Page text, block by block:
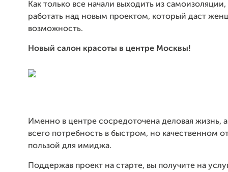
Как только все начали выходить из самоизоляции,
работать над новым проектом, который даст
возможность.
Новый салон красоты в центре Москвы!
Именно в центре сосредоточена деловая жизнь,
всего потребность в быстром, но качественном
пользой для имиджа.
Поддержав проект на старте, вы получите на